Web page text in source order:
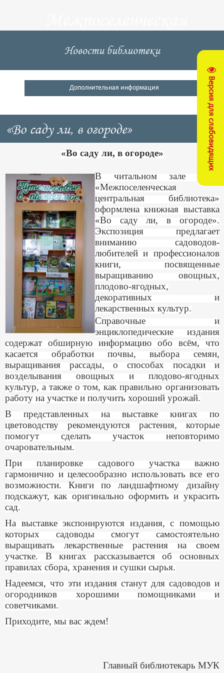
Версия для слабовидящих
центральная
библиотека
Кущевский район
Новости библиотеки
Дополнительная информация
«Во саду ли, в огороде»
«Во саду ли, в огороде»
В читальном зале МУК
«Межпоселенческая
центральная библиотека»
оформлена книжная выставка
«Во саду ли, в огороде».
Экспозиция предлагает
вниманию садоводов-
любителей и профессионалов
книги, посвященные
выращиванию овощных,
плодово-ягодных,
декоративных и
лекарственных культур.
Справочные и
энциклопедические издания
содержат обширную информацию обо всём, что
касается обработки почвы, выбора семян,
выращивания рассады, о способах посадки и
возделывания овощных и плодово-ягодных
культур, а также о том, как правильно организовать
работу на участке и получить хороший урожай.
В представленных на выставке книгах по
цветоводству рекомендуются растения, которые
помогут сделать участок неповторимо
очаровательным.
При планировке садового участка важно
гармонично и целесообразно использовать все его
возможности. Книги по ландшафтному дизайну
подскажут, как оригинально оформить и украсить
сад.
На выставке экспонируются издания, с помощью
которых садоводы смогут самостоятельно
выращивать лекарственные растения на своем
участке. В книгах рассказывается об основных
правилах сбора, хранения и сушки сырья.
Надеемся, что эти издания станут для садоводов и
огородников хорошими помощниками и
советчиками.
Приходите, мы вас ждем!
Главный библиотекарь МУК